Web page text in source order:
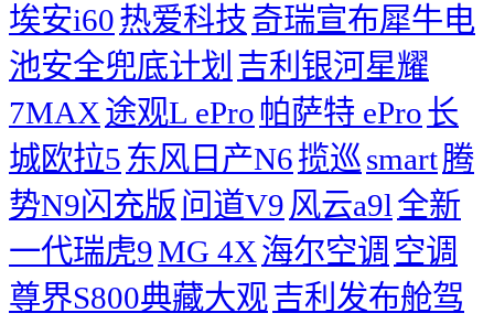
埃安i60热爱科技奇瑞宣布犀牛电
池安全兜底计划 吉利银河星耀
7MAX途观L ePro 帕萨特 ePro长
城欧拉5 东风日产N6揽巡smart腾
势N9闪充版 问道V9 风云a9l 全新
一代瑞虎9MG 4X海尔空调 空调
尊界S800典藏大观吉利发布舱驾